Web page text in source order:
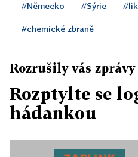
#Německo #Sýrie
#chemické zbraně
Rozrušily vás
Rozptylte se
hádankou